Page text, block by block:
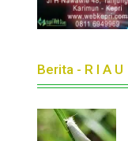
Berita - R I A U